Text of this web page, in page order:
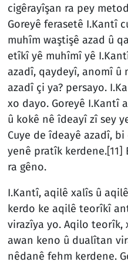
cigêrayîşan ra pey
Goreyê ferasetê I.Kantî
muhîm waştişê azad û
etîkî yê muhîmî yê
azadî, qaydeyî, anomî û
azadî çi ya? persayo.
xo dayo. Goreyê I.Kantî
û kokê nê îdeayî zî sey
Cuye de îdeayê azadî,
yenê pratîk kerdene.[11]
ra gêno.
I.Kantî, aqilê xalîs û
kerdo ke aqilê teorîkî
virazîya yo. Aqilo
awan keno û dualîtan
nêdanê fehm kerdene.